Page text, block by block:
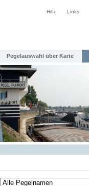
Hilfe Links
Pegelauswahl über Karte